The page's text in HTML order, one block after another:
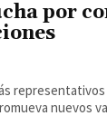
por
nuevos